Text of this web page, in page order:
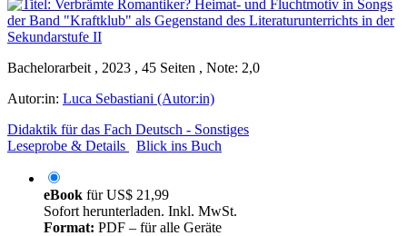
Bachelorarbeit , 2023 , 45 Seiten , Note: 2,0
Autor:in: Luca Sebastiani (Autor:in)
Didaktik für das Fach Deutsch - Sonstiges
Leseprobe & Details
Blick ins Buch
eBook fürUS$ 21,99
Sofort herunterladen. Inkl. MwSt.
Format: PDF – für alle Geräte